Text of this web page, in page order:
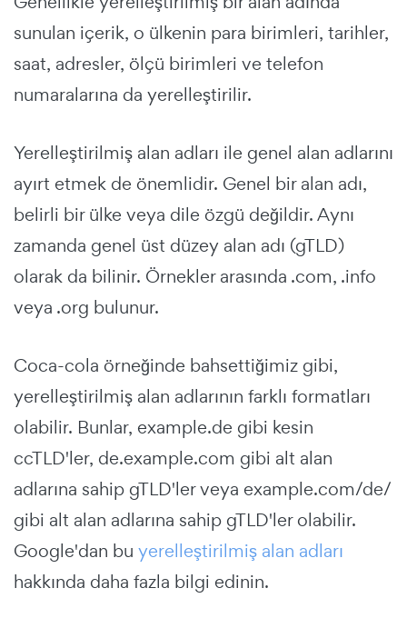
sunulan içerik, o ülkenin para birimleri, tarihler,
saat, adresler, ölçü birimleri ve telefon
numaralarına da yerelleştirilir.
Yerelleştirilmiş alan adları ile genel alan adlarını
ayırt etmek de önemlidir. Genel bir alan adı,
belirli bir ülke veya dile özgü değildir. Aynı
zamanda genel üst düzey alan adı (gTLD)
olarak da bilinir. Örnekler arasında .com, .info
veya .org bulunur.
Coca-cola örneğinde bahsettiğimiz gibi,
yerelleştirilmiş alan adlarının farklı formatları
olabilir. Bunlar, example.de gibi kesin
ccTLD'ler, de.example.com gibi alt alan
adlarına sahip gTLD'ler veya example.com/de/
gibi alt alan adlarına sahip gTLD'ler olabilir.
Google'dan bu yerelleştirilmiş alan adları
hakkında daha fazla bilgi edinin.